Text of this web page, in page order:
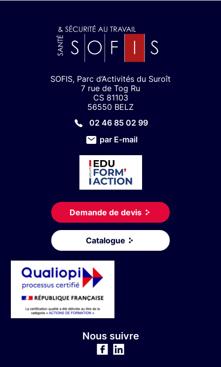
SOFIS, Parc d’Activités du Suroît
7 rue de Tog Ru
CS 81103
56550 BELZ
02 46 85 02 99
par E-mail
Demande de devis
Catalogue
Nous suivre